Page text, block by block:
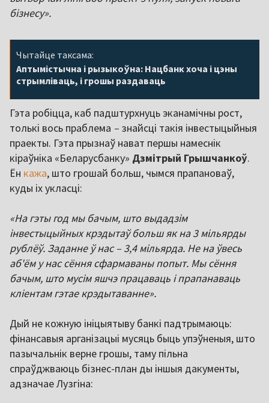
бізнесу».
Чытайце таксама:
Аптымістычна і рызыкоўна: Нацбанк хоча і цэны
стрымліваць, і грошы раздаваць
Гэта робіцца, каб падштурхнуць эканамічны рост,
толькі вось праблема – знайсці такія інвестыцыйныя
праекты. Гэта прызнаў нават першы намеснік
кіраўніка «Беларусбанку» Дзмітрый Грышчанкоў.
Ён кажа, што грошай больш, чымся прапановаў,
куды іх укласці:
«На гэты год мы бачым, што выдадзім
інвестыцыйных крэдытаў больш як на 3 мільярды
рублёў. Заданне ў нас – 3,4 мільярда. Не на ўвесь
аб'ём у нас сёння сфармаваны попыт. Мы сёння
бачым, што мусім яшчэ працаваць і прапанаваць
кліентам гэтае крэдытаванне».
Дый не кожную ініцыятыву банкі падтрымаюць:
фінансавыя арганізацыі мусяць быць упэўненыя, што
пазычальнік верне грошы, таму пільна
спраўджваюць бізнес-план ды іншыя дакументы,
адзначае Лузгіна: